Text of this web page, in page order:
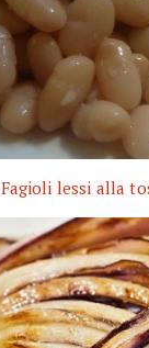
Fagioli lessi alla